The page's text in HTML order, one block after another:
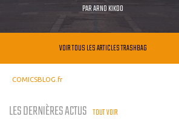
PARARNO KIKOO
VOIR TOUS LES ARTICLES TRASHBAG
COMICSBLOG.fr
LES DERNIÈRES ACTUS TOUT VOIR